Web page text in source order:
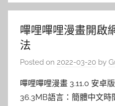
嗶哩嗶哩漫畫開啟
法
Posted on 2022-03-20 by
嗶哩嗶哩漫畫 3.11.0 安卓
36.3MB語言：簡體中文